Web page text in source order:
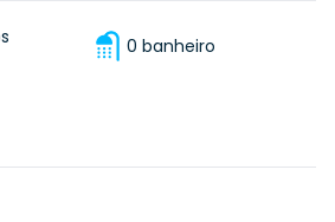
0 banheiro